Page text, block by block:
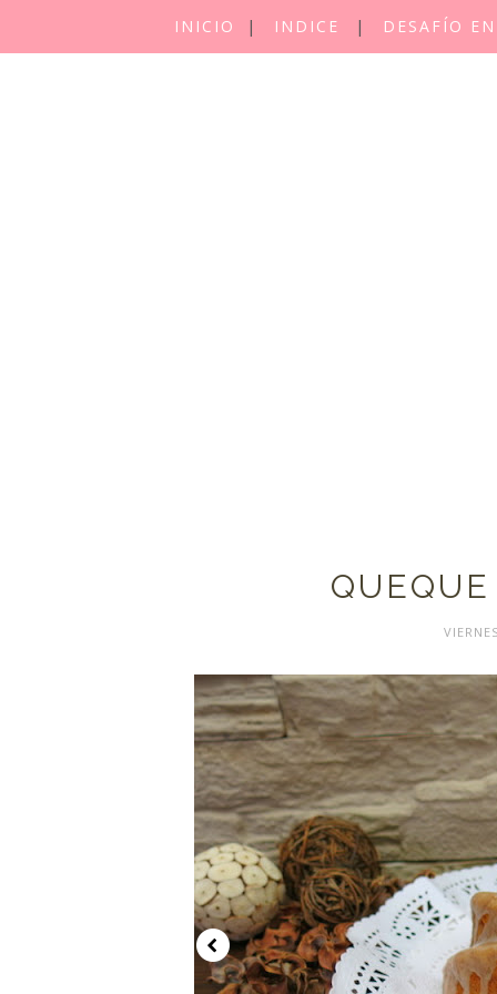
INICIO INDICE DESAFÍO